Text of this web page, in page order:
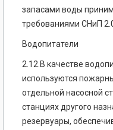
запасами воды
требованиями СНиП
Водопитатели
2.12.В качестве
используются
отдельной насосной
станциях другого
резервуары,